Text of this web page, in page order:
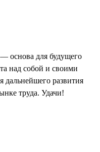
основа для будущего
над собой и своими
дальнейшего развития
труда. Удачи!